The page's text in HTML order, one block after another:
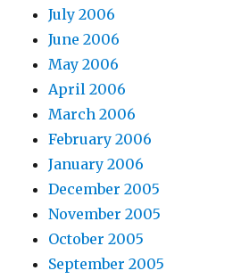
July 2006
June 2006
May 2006
April 2006
March 2006
February 2006
January 2006
December 2005
November 2005
October 2005
September 2005